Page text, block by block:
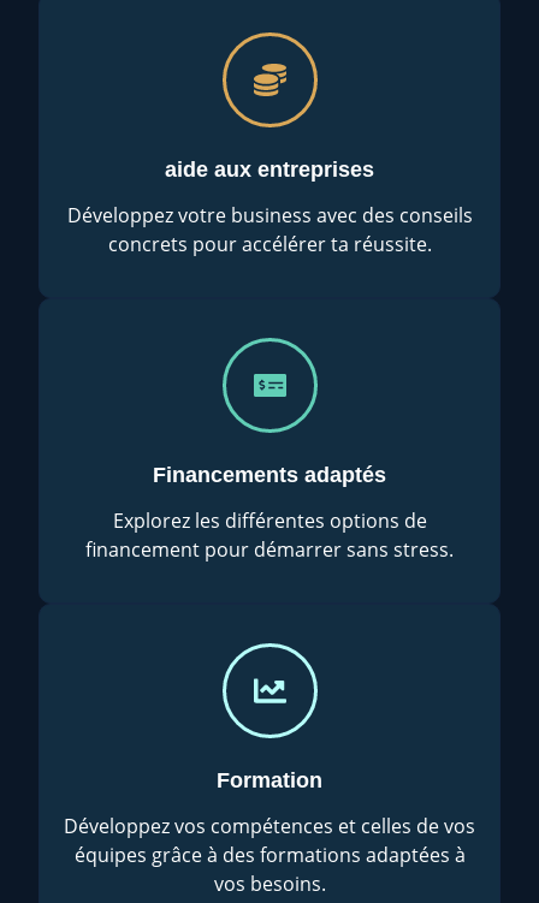
aide aux entreprises
Développez votre business avec des conseils
concrets pour accélérer ta réussite.
Financements adaptés
Explorez les différentes options de
financement pour démarrer sans stress.
Formation
Développez vos compétences et celles de vos
équipes grâce à des formations adaptées à
vos besoins.